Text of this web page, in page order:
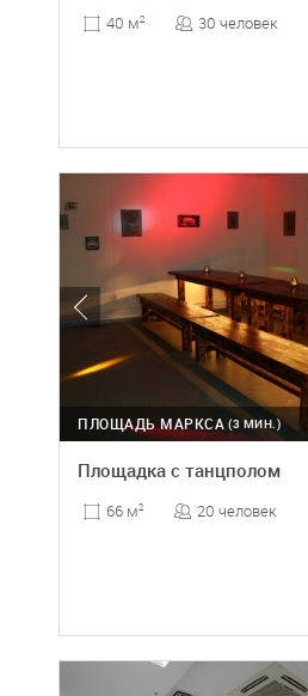
40 м2 30 человек
(3 МИН.)
ПЛОЩАДЬ МАРКСА
Площадка с танцполом
66 м2 20 человек